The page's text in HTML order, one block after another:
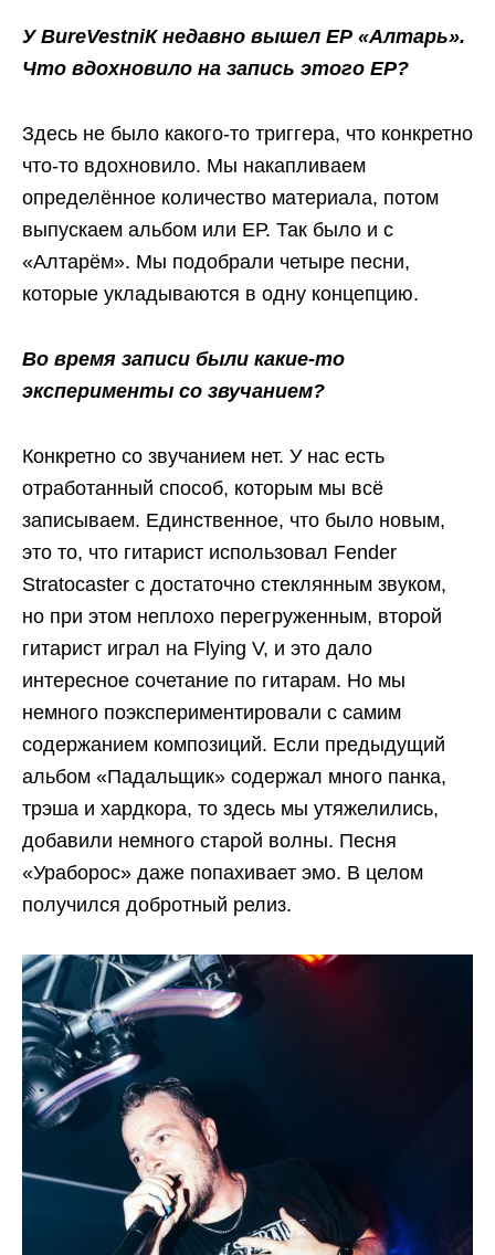
У BureVestniК недавно вышел ЕР «Алтарь».
Что вдохновило на запись этого ЕР?
Здесь не было какого-то триггера, что конкретно
что-то вдохновило. Мы накапливаем
определённое количество материала, потом
выпускаем альбом или ЕР. Так было и с
«Алтарём». Мы подобрали четыре песни,
которые укладываются в одну концепцию.
Во время записи были какие-то
эксперименты со звучанием?
Конкретно со звучанием нет. У нас есть
отработанный способ, которым мы всё
записываем. Единственное, что было новым,
это то, что гитарист использовал Fender
Stratocaster с достаточно стеклянным звуком,
но при этом неплохо перегруженным, второй
гитарист играл на Flying V, и это дало
интересное сочетание по гитарам. Но мы
немного поэкспериментировали с самим
содержанием композиций. Если предыдущий
альбом «Падальщик» содержал много панка,
трэша и хардкора, то здесь мы утяжелились,
добавили немного старой волны. Песня
«Ураборос» даже попахивает эмо. В целом
получился добротный релиз.